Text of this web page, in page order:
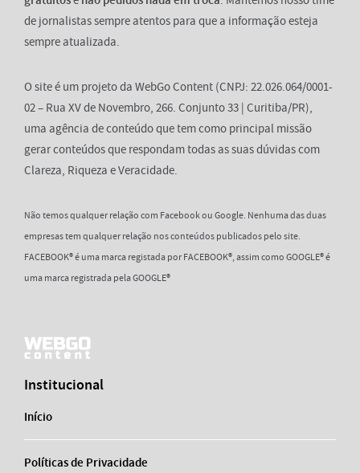
de jornalistas sempre atentos para que a informação esteja
sempre atualizada.
O site é um projeto da WebGo Content (CNPJ: 22.026.064/0001-
02 – Rua XV de Novembro, 266. Conjunto 33 | Curitiba/PR),
uma agência de conteúdo que tem como principal missão
gerar conteúdos que respondam todas as suas dúvidas com
Clareza, Riqueza e Veracidade.
Não temos qualquer relação com Facebook ou Google. Nenhuma das duas
empresas tem qualquer relação nos conteúdos publicados pelo site.
FACEBOOK® é uma marca registada por FACEBOOK®, assim como GOOGLE® é
uma marca registrada pela GOOGLE®
Institucional
Início
Políticas de Privacidade